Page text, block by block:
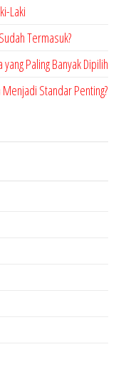
Laki
Termasuk?
Paling Banyak Dipilih
Standar Penting?